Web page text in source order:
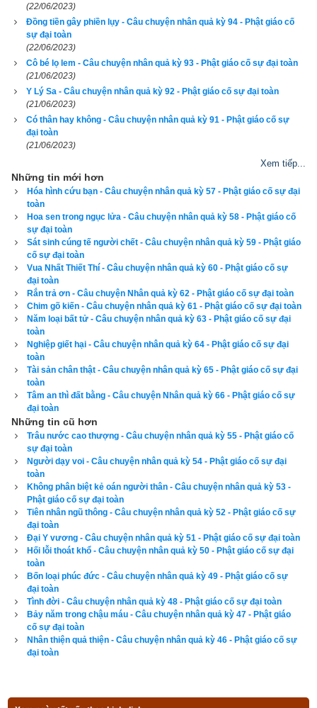
– Tới chết mới thôi!
Con chim trĩ trả lời không chút do dự.
Trời Đế Thích nghe thế, hết sức kinh ngạc lại cũng hết sức bội
phục. Vua của trời Tịnh Cư biết chim trĩ có thệ nguyện và tâm
từ bi rộng lớn như thế bèn dập tắt lửa trong rừng giùm nó.
Về sau, khu rừng ấy vĩnh viễn xanh tươi, rậm rạp, dầu mùa
thu gió có thổi hay mùa đông trời có tuyết, nhưng sinh khí
trong rừng vẫn tràn trề như thể đang giữa một mùa xuân
trường cửu.
Các loại chim bay, thú chạy vẫn từng đời, từng đời sinh sôi
nảy nở, và nạn cháy rừng không bao giờ xảy ra nữa.
Con chim trĩ có tinh thần Bồ Tát ấy được các loài cầm thú
trong rừng tưởng niệm muôn đời.
Biết trước rằng có những việc mình không thể làm được
nhưng vẫn quyết tâm làm tới chết mới thôi, đó thật là một tinh
thần cao cả!
Với cái tinh thần cúc cung tận tụy, tới chết mới thôi ấy, thì ai
cũng có thể thành tựu được Phật đạo!
Hãy ủng hộ website bằng cách truy cập lịch vạn niên trên
xemvm.com. Lịch vạn niên của chúng tôi không chỉ có các
tính năng cơ bản như đổi lịch dương sang lịch âm,
chi, lịch tiết khí, xem ngày giờ Hoàng Đạo – Hắc Đạo , xem
ngày theo Ngọc hạp thông thư, xem ngày theo nhị thập bát tú
mà còn có nhiều tính năng nâng cao khác như
xung khắc với tuổi, xem ngày theo Kinh Kim Phù, Xem ngày
theo Lục Diệu
trực), Bành Tổ kỵ nhật xem ngày xuất hành theo Khổng Minh
chọn hướng tốt xuất hành, xem giờ tốt theo Lý Thuần Phong
Quỷ Cốc Tử, xem ngày tốt xấu theo dân gian…nên vinh dự
được độc giả bình chọn là phần mềm lịch vạn niên số 1 hiện
nay. Phiên bản
chính xác và chi tiết từng mục giúp độc giả dễ dàng lựa chọn
(22/06/2023)
Đồng tiền gây phiền lụy - Câu chuyện nhân quả kỳ 94 - Phật giáo cố
sự đại toàn
(22/06/2023)
Cô bé lọ lem - Câu chuyện nhân quả kỳ 93 - Phật giáo cố sự đại toàn
(21/06/2023)
Y Lý Sa - Câu chuyện nhân quả kỳ 92 - Phật giáo cố sự đại toàn
(21/06/2023)
Có thân hay không - Câu chuyện nhân quả kỳ 91 - Phật giáo cố sự
đại toàn
(21/06/2023)
Xem tiếp...
Những tin mới hơn
Hóa hình cứu bạn - Câu chuyện nhân quả kỳ 57 - Phật giáo cố sự đại
toàn
Hoa sen trong ngục lửa - Câu chuyện nhân quả kỳ 58 - Phật giáo cố
sự đại toàn
Sát sinh cúng tế người chết - Câu chuyện nhân quả kỳ 59 - Phật giáo
cố sự đại toàn
Vua Nhất Thiết Thí - Câu chuyện nhân quả kỳ 60 - Phật giáo cố sự
đại toàn
Rắn trả ơn - Câu chuyện Nhân quả kỳ 62 - Phật giáo cố sự đại toàn
Chim gõ kiến - Câu chuyện nhân quả kỳ 61 - Phật giáo cố sự đại toàn
Năm loại bất tử - Câu chuyện nhân quả kỳ 63 - Phật giáo cố sự đại
toàn
Nghiệp giết hại - Câu chuyện nhân quả kỳ 64 - Phật giáo cố sự đại
toàn
Tài sản chân thật - Câu chuyện nhân quả kỳ 65 - Phật giáo cố sự đại
toàn
Tâm an thì đất bằng - Câu chuyện Nhân quả kỳ 66 - Phật giáo cố sự
đại toàn
Những tin cũ hơn
Trâu nước cao thượng - Câu chuyện nhân quả kỳ 55 - Phật giáo cố
sự đại toàn
Người dạy voi - Câu chuyện nhân quả kỳ 54 - Phật giáo cố sự đại
toàn
Không phân biệt kẻ oán người thân - Câu chuyện nhân quả kỳ 53 -
Phật giáo cố sự đại toàn
Tiên nhân ngũ thông - Câu chuyện nhân quả kỳ 52 - Phật giáo cố sự
đại toàn
Đại Y vương - Câu chuyện nhân quả kỳ 51 - Phật giáo cố sự đại toàn
Hối lỗi thoát khổ - Câu chuyện nhân quả kỳ 50 - Phật giáo cố sự đại
toàn
Bốn loại phúc đức - Câu chuyện nhân quả kỳ 49 - Phật giáo cố sự
đại toàn
Tình đời - Câu chuyện nhân quả kỳ 48 - Phật giáo cố sự đại toàn
Bảy năm trong chậu máu - Câu chuyện nhân quả kỳ 47 - Phật giáo
cố sự đại toàn
Nhân thiện quả thiện - Câu chuyện nhân quả kỳ 46 - Phật giáo cố sự
đại toàn